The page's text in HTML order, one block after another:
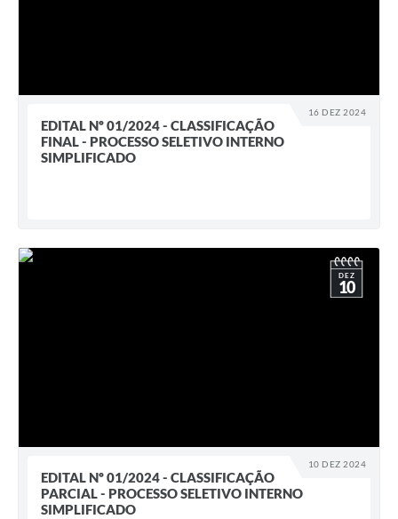
16 DEZ 2024
EDITAL Nº 01/2024 - CLASSIFICAÇÃO
FINAL - PROCESSO SELETIVO INTERNO
SIMPLIFICADO
10 DEZ 2024
DEZ
10
EDITAL Nº 01/2024 - CLASSIFICAÇÃO
PARCIAL - PROCESSO SELETIVO INTERNO
SIMPLIFICADO